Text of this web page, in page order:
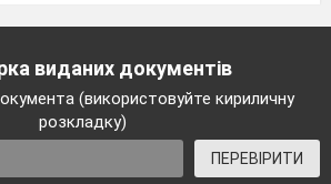
лісами в умовах
зволоження формуються
ґрунти.
– основний чинник утворення
виданих документів
(використовуйте кириличну
розкладку)
ПЕРЕВІРИТИ